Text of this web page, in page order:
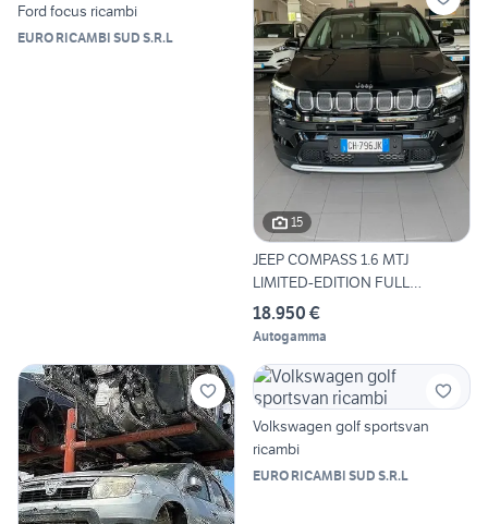
Ford focus ricambi
EURO RICAMBI SUD S.R.L
15
JEEP COMPASS 1.6 MTJ
LIMITED-EDITION FULL
OPTIONAL
18.950 €
Autogamma
Volkswagen golf sportsvan
ricambi
EURO RICAMBI SUD S.R.L